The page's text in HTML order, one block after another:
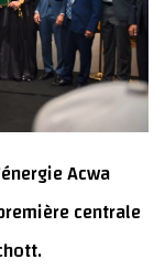
Acwa
centrale